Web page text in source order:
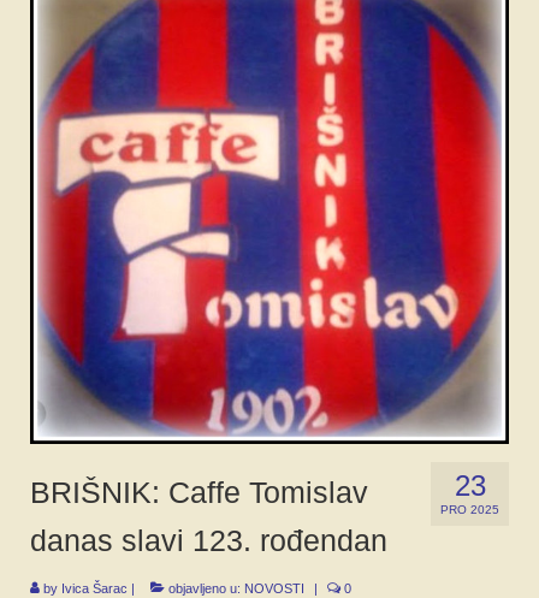
NOVOSTI
STALNE RUBRIKE
NAŠA BAŠTINA
IZ ARHIVE
NAJAVE
SPONZORI
FORUM
23
PRO 2025
BRIŠNIK: Caffe Tomislav
danas slavi 123. rođendan
by Ivica Šarac objavljeno u: NOVOSTI 0